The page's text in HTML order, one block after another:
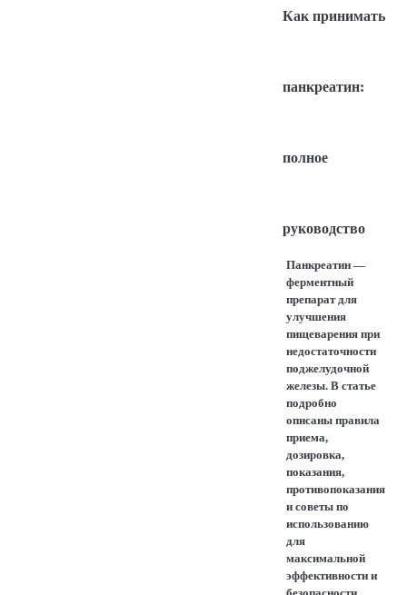
Как принимать
панкреатин:
полное
руководство
Панкреатин —
ферментный
препарат для
улучшения
пищеварения при
недостаточности
поджелудочной
железы. В статье
подробно
описаны правила
приема,
дозировка,
показания,
противопоказания
и советы по
использованию
для
максимальной
эффективности и